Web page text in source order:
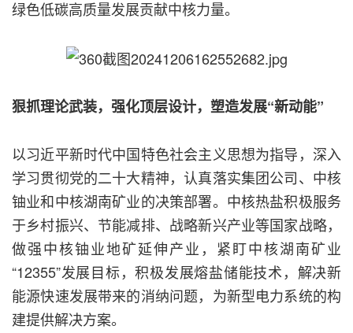
绿色低碳高质量发展贡献中核力量。
狠抓理论武装，强化顶层设计，塑造发展“新动能”
以习近平新时代中国特色社会主义思想为指导，深入
学习贯彻党的二十大精神，认真落实集团公司、中核
铀业和中核湖南矿业的决策部署。中核热盐积极服务
于乡村振兴、节能减排、战略新兴产业等国家战略，
做强中核铀业地矿延伸产业，紧盯中核湖南矿业
“12355”发展目标，积极发展熔盐储能技术，解决新
能源快速发展带来的消纳问题，为新型电力系统的构
建提供解决方案。